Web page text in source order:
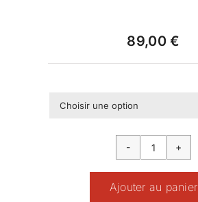
T SHIRTS & TOP
89,00€
quantité
de
SAC
Ajouter au panier